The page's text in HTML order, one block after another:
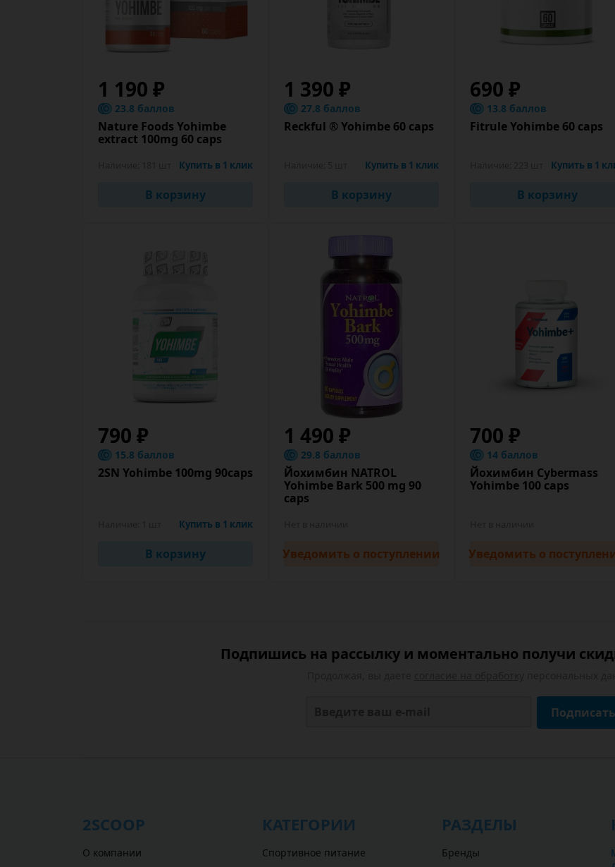
1 190 ₽
23.8 баллов
Nature Foods Yohimbe
extract 100mg 60 caps
Купить в 1 клик
В корзину
1 390 ₽
27.8 баллов
Reckful ® Yohimbe 60 caps
Купить в 1 клик
В корзину
690 ₽
13.8 баллов
Fitrule Yohimbe 60 caps
Купить в 1
В корзину
790 ₽
15.8 баллов
2SN Yohimbe 100mg 90caps
Купить в 1 клик
В корзину
1 490 ₽
29.8 баллов
Йохимбин NATROL
Yohimbe Bark 500 mg 90
caps
Уведомить о поступлении
700 ₽
14 баллов
Йохимбин Cybermass
Yohimbe 100 caps
Уведомить о
Подпишись на рассылку и моментально получи
2SCOOP
О компании
КАТЕГОРИИ
Спортивное питание
РАЗДЕЛЫ
Бренды